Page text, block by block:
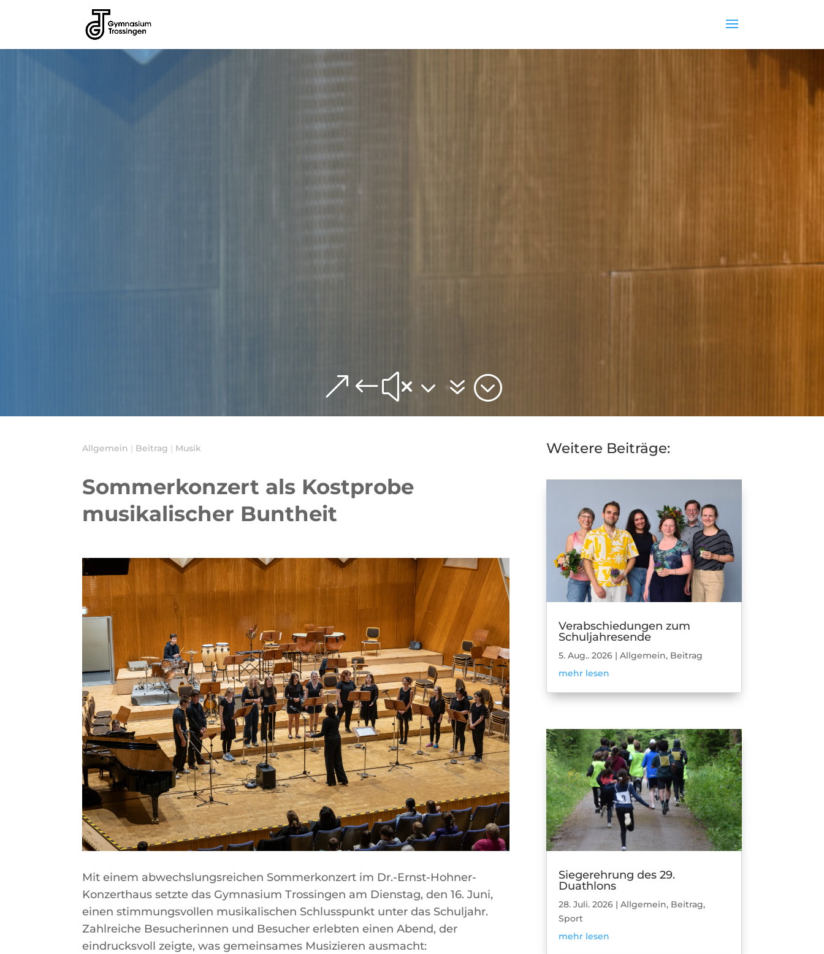
&#x37;
Allgemein | Beitrag | Musik
Sommerkonzert als Kostprobe
musikalischer Buntheit
Mit einem abwechslungsreichen Sommerkonzert im Dr.-Ernst-Hohner-
Konzerthaus setzte das Gymnasium Trossingen am Dienstag, den 16. Juni,
einen stimmungsvollen musikalischen Schlusspunkt unter das Schuljahr.
Zahlreiche Besucherinnen und Besucher erlebten einen Abend, der
eindrucksvoll zeigte, was gemeinsames Musizieren ausmacht:
Weitere Beiträge:
Verabschiedungen zum
Schuljahresende
5. Aug.. 2026| Allgemein, Beitrag
mehr lesen
Siegerehrung des 29.
Duathlons
28. Juli. 2026| Allgemein, Beitrag,
Sport
mehr lesen